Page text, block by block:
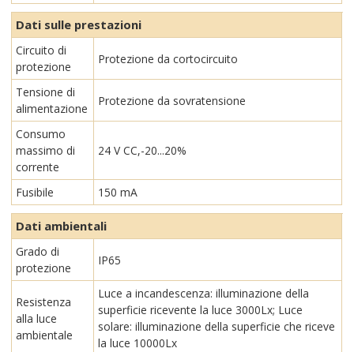
Dati sulle prestazioni
Circuito di
protezione
Protezione da cortocircuito
Tensione di
alimentazione
Protezione da sovratensione
Consumo
massimo di
corrente
24 V CC,-20...20%
Fusibile 150 mA
Dati ambientali
Grado di
protezione
IP65
Resistenza
alla luce
ambientale
Luce a incandescenza: illuminazione della
superficie ricevente la luce 3000Lx; Luce
solare: illuminazione della superficie che riceve
la luce 10000Lx